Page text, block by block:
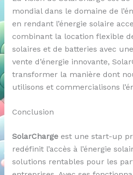
mondial dans le domaine de
en rendant l’énergie solaire
combinant la location flexible
solaires et de batteries avec
vente d’énergie innovante,
transformer la manière dont
utilisons et commercialisons
Conclusion
SolarChargeest une start-up
redéfinit l’accès à l’énergie
solutions rentables pour les